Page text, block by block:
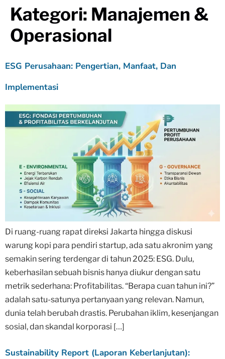
Kategori: Manajemen &
Operasional
ESG Perusahaan: Pengertian, Manfaat, Dan
Implementasi
Di ruang-ruang rapat direksi Jakarta hingga diskusi
warung kopi para pendiri startup, ada satu akronim yang
semakin sering terdengar di tahun 2025: ESG. Dulu,
keberhasilan sebuah bisnis hanya diukur dengan satu
metrik sederhana: Profitabilitas. “Berapa cuan tahun ini?”
adalah satu-satunya pertanyaan yang relevan. Namun,
dunia telah berubah drastis. Perubahan iklim, kesenjangan
sosial, dan skandal korporasi […]
Sustainability Report (Laporan Keberlanjutan):